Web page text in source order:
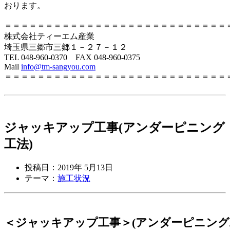
おります。
＝＝＝＝＝＝＝＝＝＝＝＝＝＝＝＝＝＝＝＝＝＝＝＝＝＝＝
株式会社ティーエム産業
埼玉県三郷市三郷１－２７－１２
TEL 048-960-0370 FAX 048-960-0375
Mail info@tm-sangyou.com
＝＝＝＝＝＝＝＝＝＝＝＝＝＝＝＝＝＝＝＝＝＝＝＝＝＝＝
ジャッキアップ工事(アンダーピニング
工法)
投稿日：2019年 5月13日
テーマ： 施工状況
＜ジャッキアップ工事＞(アンダーピニン